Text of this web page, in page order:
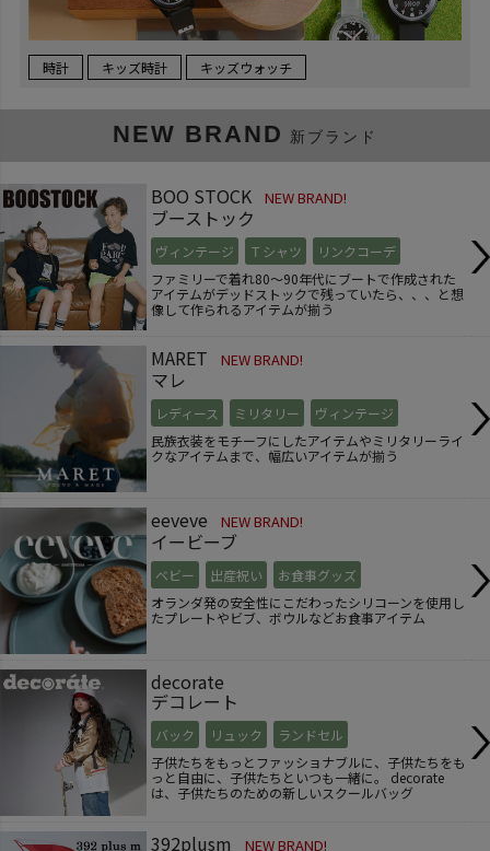
時計 キッズ時計 キッズウォッチ
NEW BRAND 新ブランド
BOO STOCK NEW BRAND!
ブーストック
ヴィンテージ Ｔシャツ
リンクコーデ
ファミリーで着れ80～90年代にブートで作成された
アイテムがデッドストックで残っていたら、、、と想
像して作られるアイテムが揃う
MARET NEW BRAND!
マレ
レディース ミリタリー
ヴィンテージ
民族衣装をモチーフにしたアイテムやミリタリーライ
クなアイテムまで、幅広いアイテムが揃う
eeveve NEW BRAND!
イービーブ
ベビー 出産祝い
お食事グッズ
オランダ発の安全性にこだわったシリコーンを使用し
たプレートやビブ、ボウルなどお食事アイテム
decorate
デコレート
バック リュック
ランドセル
子供たちをもっとファッショナブルに、子供たちをも
っと自由に、子供たちといつも一緒に。 decorate
は、子供たちのための新しいスクールバッグ
392plusm NEW BRAND!